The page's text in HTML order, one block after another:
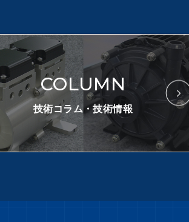
COLUMN
技術コラム・技術情報